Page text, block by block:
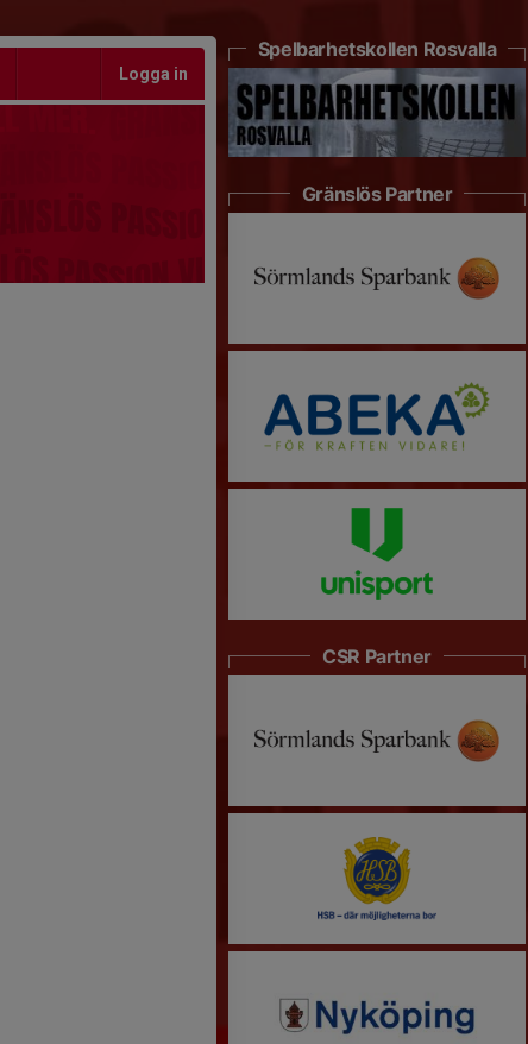
Logga in
Spelbarhetskollen Rosvalla
Gränslös Partner
CSR Partner